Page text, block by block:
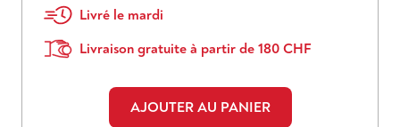
Livré le mardi
Livraison gratuite à partir de 180 CHF
AJOUTER AU PANIER